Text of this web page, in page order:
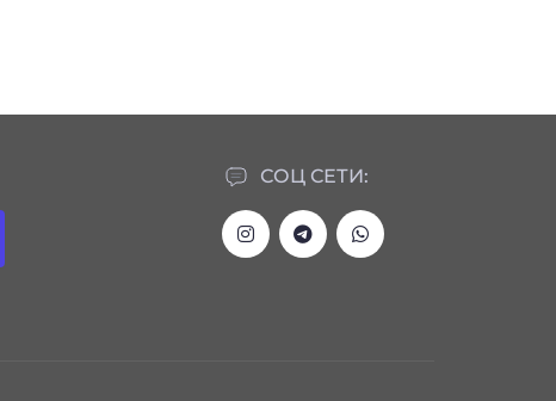
СОЦ СЕТИ: